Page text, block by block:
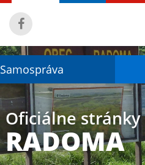
Samospráva
Oficiálne stránky
RADOMA